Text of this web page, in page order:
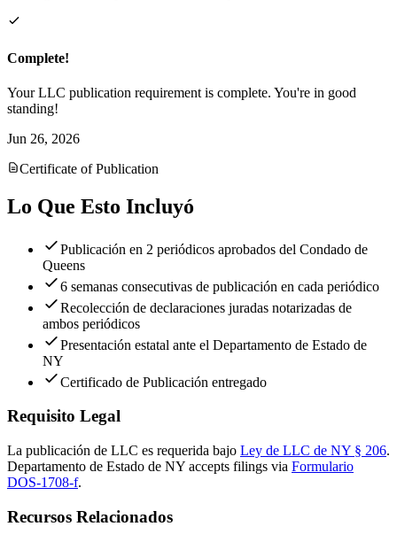
Complete!
Your LLC publication requirement is complete. You're in good
standing!
Jun 26, 2026
Certificate of Publication
Lo Que Esto Incluyó
Publicación en 2 periódicos aprobados del Condado de
Queens
6 semanas consecutivas de publicación en cada periódico
Recolección de declaraciones juradas notarizadas de
ambos periódicos
Presentación estatal ante el Departamento de Estado de
NY
Certificado de Publicación entregado
Requisito Legal
La publicación de LLC es requerida bajo Ley de LLC de NY § 206.
Departamento de Estado de NY accepts filings via Formulario
DOS-1708-f.
Recursos Relacionados